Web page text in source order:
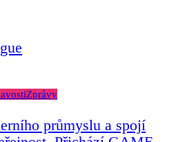
Zprávy
průmyslu a spojí